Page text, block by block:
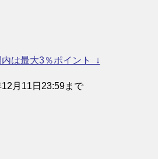
は最大3％ポイント ↓
月11日23:59まで